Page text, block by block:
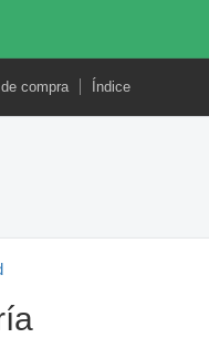
compra Índice